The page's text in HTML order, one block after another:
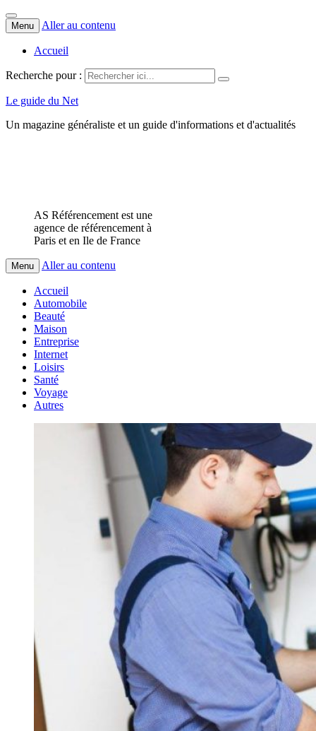
Menu Aller au contenu
Accueil
Recherche pour :
Le guide du Net
Un magazine généraliste et un guide d'informations et d'actualités
AS Référencement est une
agence de référencement à
Paris et en Ile de France
Menu Aller au contenu
Accueil
Automobile
Beauté
Maison
Entreprise
Internet
Loisirs
Santé
Voyage
Autres